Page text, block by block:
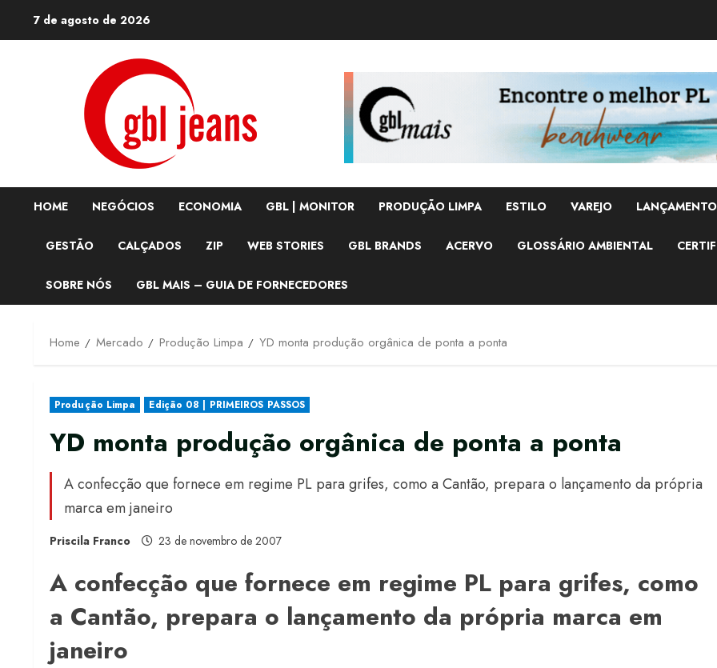
7 de agosto de 2026
HOME NEGÓCIOS ECONOMIA GBL | MONITOR PRODUÇÃO LIMPA ESTILO VAREJO
GESTÃO CALÇADOS ZIP WEB STORIES GBL BRANDS ACERVO GLOSSÁRIO AMBIENTAL
SOBRE NÓS GBL MAIS – GUIA DE FORNECEDORES
Home Mercado Produção Limpa YD monta produção orgânica de ponta a ponta
Produção Limpa Edição 08 | PRIMEIROS PASSOS
YD monta produção orgânica de ponta a ponta
A confecção que fornece em regime PL para grifes, como a Cantão, prepara o lançamento da própria
marca em janeiro
Priscila Franco 23 de novembro de 2007
A confecção que fornece em regime PL para grifes, como
a Cantão, prepara o lançamento da própria marca em
janeiro